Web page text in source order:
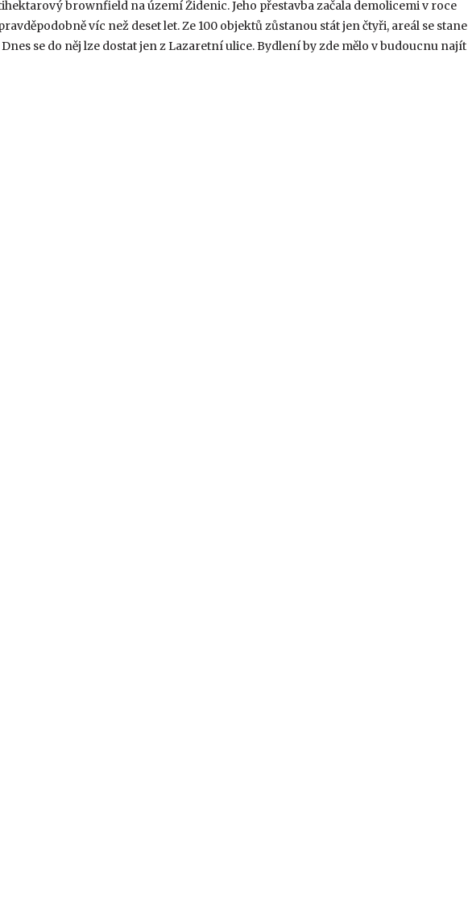
brownfield na území Židenic. Jeho přestavba začala demolicemi v roce
víc než deset let. Ze 100 objektů zůstanou stát jen čtyři, areál se stane
se do něj lze dostat jen z Lazaretní ulice. Bydlení by zde mělo v budoucnu najít